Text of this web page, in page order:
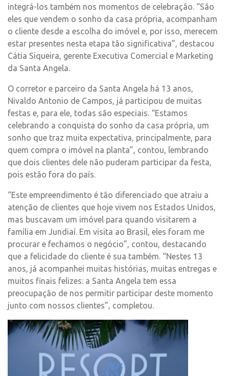
integrá-los também nos momentos de celebração. “São
eles que vendem o sonho da casa própria, acompanham
o cliente desde a escolha do imóvel e, por isso, merecem
estar presentes nesta etapa tão significativa”, destacou
Cátia Siqueira, gerente Executiva Comercial e Marketing
da Santa Angela.
O corretor e parceiro da Santa Angela há 13 anos,
Nivaldo Antonio de Campos, já participou de muitas
festas e, para ele, todas são especiais. “Estamos
celebrando a conquista do sonho da casa própria, um
sonho que traz muita expectativa, principalmente, para
quem compra o imóvel na planta”, contou, lembrando
que dois clientes dele não puderam participar da festa,
pois estão fora do país.
“Este empreendimento é tão diferenciado que atraiu a
atenção de clientes que hoje vivem nos Estados Unidos,
mas buscavam um imóvel para quando visitarem a
família em Jundiaí. Em visita ao Brasil, eles foram me
procurar e fechamos o negócio”, contou, destacando
que a felicidade do cliente é sua também. “Nestes 13
anos, já acompanhei muitas histórias, muitas entregas e
muitos finais felizes: a Santa Angela tem essa
preocupação de nos permitir participar deste momento
junto com nossos clientes”, completou.